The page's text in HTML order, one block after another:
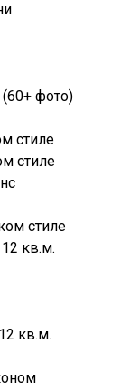
фото)
стиле
стиле
стиле
кв.м.
кв.м.